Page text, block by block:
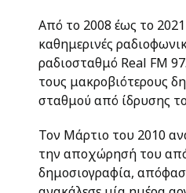
Από το 2008 έως το
καθημερινές
ραδιοσταθμό Real FM
τους μακροβιότερους
σταθμού από ίδρυσης
Τον Μάρτιο του 2010
την αποχώρησή του
δημοσιογραφία,